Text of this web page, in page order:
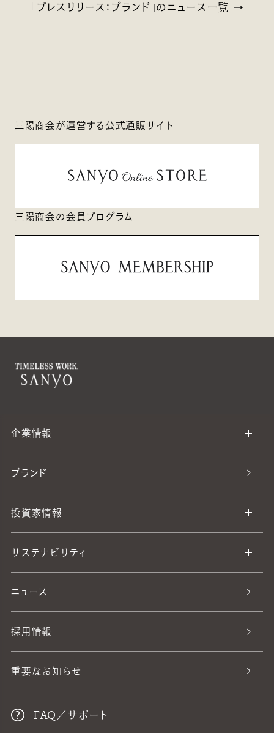
「プレスリリース：ブランド」のニュース一覧
三陽商会が運営する公式通販サイト
三陽商会の会員プログラム
企業情報
ブランド
投資家情報
サステナビリティ
ニュース
採用情報
重要なお知らせ
FAQ／サポート